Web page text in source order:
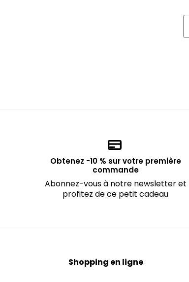
Obtenez -10 % sur votre première
commande
Abonnez-vous à notre newsletter et
profitez de ce petit cadeau
Shopping en ligne